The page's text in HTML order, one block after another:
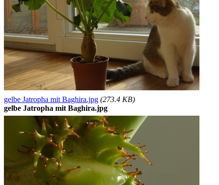
gelbe Jatropha mit Baghira.jpg (273.4 KB)
gelbe Jatropha mit Baghira.jpg